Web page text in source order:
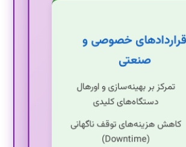
قراردادهای خصوصی و
صنعتی
دستگاه‌های کلیدی
(Downtime)